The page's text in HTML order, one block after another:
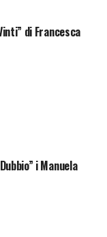
di Francesca
i Manuela